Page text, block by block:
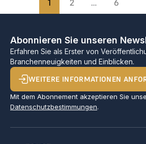
1 2 … 6
Abonnieren Sie unseren
Erfahren Sie als Erster von
Branchenneuigkeiten und Einblicken.
WEITERE INFORMATIONEN
Mit dem Abonnement akzeptieren Sie
Datenschutzbestimmungen.